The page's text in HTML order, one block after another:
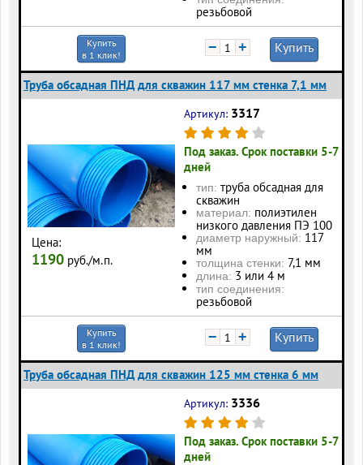
резьбовой
Купить
в 1 клик!
− + Купить
Труба обсадная ПНД для скважин 117 мм стенка 7,1 мм
Цена:
1190 руб./м.п.
Артикул: 3317
Под заказ. Срок поставки 5-7
дней
тип: труба обсадная для
скважин
материал: полиэтилен
низкого давления ПЭ 100
диаметр наружный: 117
мм
толщина стенки: 7,1 мм
длина: 3 или 4 м
тип соединения:
резьбовой
Купить
в 1 клик!
− + Купить
Труба обсадная ПНД для скважин 125 мм стенка 6 мм
Артикул: 3336
Под заказ. Срок поставки 5-7
дней